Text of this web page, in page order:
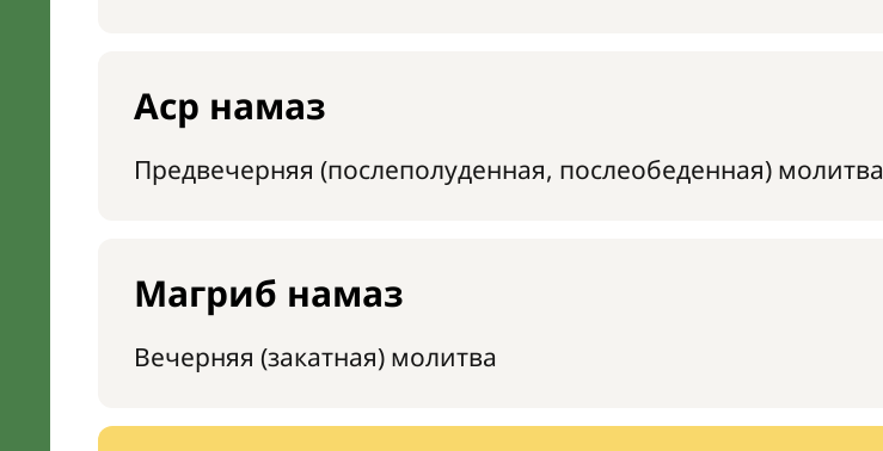
Аср намаз
Предвечерняя (послеполуденная, послеобеденная) молитва
Магриб намаз
Вечерняя (закатная) молитва